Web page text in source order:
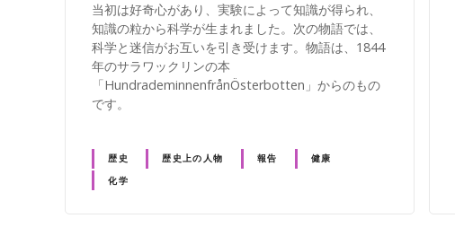
当初は好奇心があり、実験によって知識が得られ、
知識の粒から科学が生まれました。次の物語では、
科学と迷信がお互いを引き受けます。物語は、1844
年のサラワックリンの本
「HundrademinnenfrånÖsterbotten」からのもの
です。
歴史 歴史上の人物 報告
健康
化学